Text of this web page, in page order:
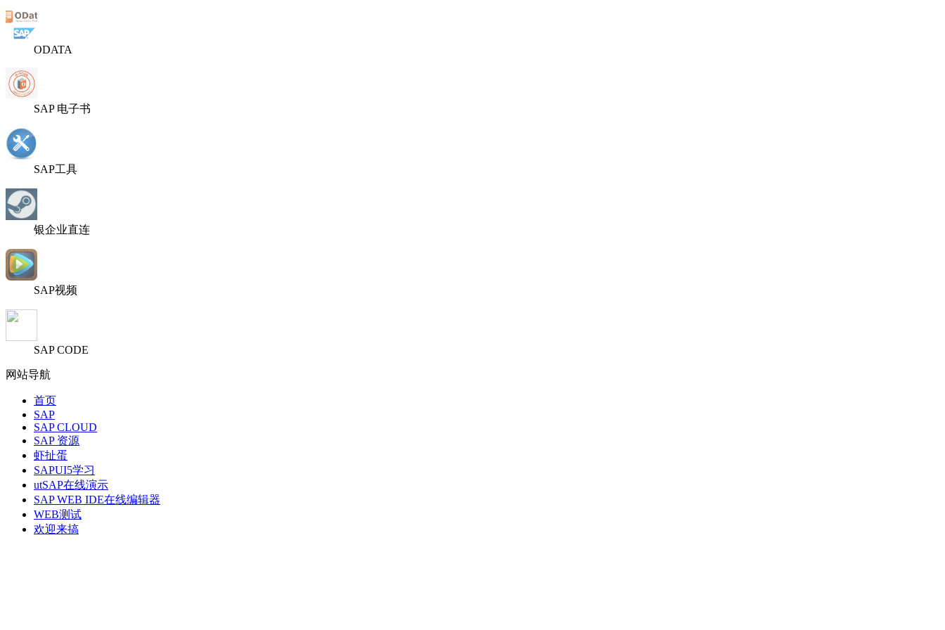
ODATA
SAP 电子书
SAP工具
银企业直连
SAP视频
SAP CODE
网站导航
首页
SAP
SAP CLOUD
SAP 资源
虾扯蛋
SAPUI5学习
utSAP在线演示
SAP WEB IDE在线编辑器
WEB测试
欢迎来搞